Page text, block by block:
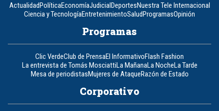
ActualidadPolíticaEconomíaJudicialDeportesNuestra Tele Internacional
Ciencia y TecnologíaEntretenimientoSaludProgramasOpinión
Programas
Clic VerdeClub de PrensaEl InformativoFlash Fashion
La entrevista de Tomás MosciattiLa MañanaLa NocheLa Tarde
Mesa de periodistasMujeres de AtaqueRazón de Estado
Corporativo